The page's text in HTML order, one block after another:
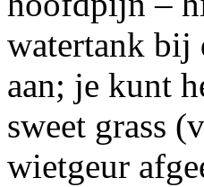
watertank bij
aan; je kunt
sweet grass
wietgeur